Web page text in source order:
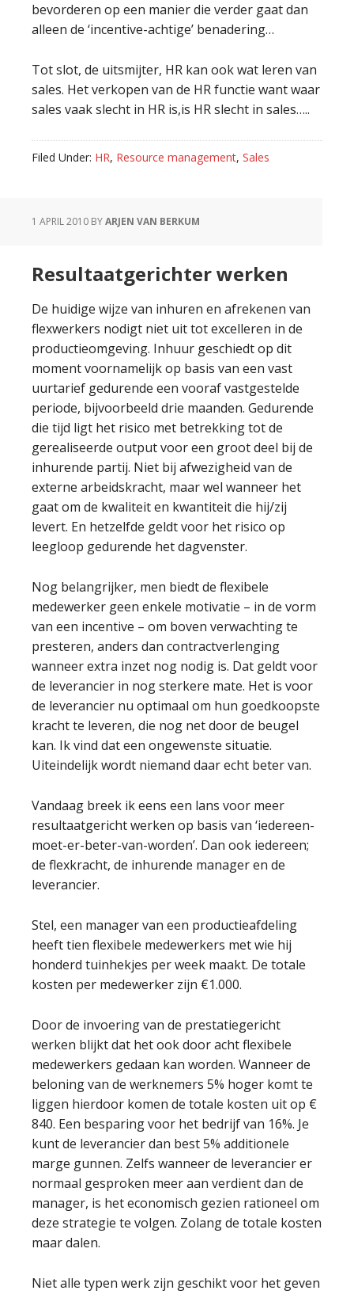
bevorderen op een manier die verder gaat dan
alleen de ‘incentive-achtige’ benadering…
Tot slot, de uitsmijter, HR kan ook wat leren van
sales. Het verkopen van de HR functie want waar
sales vaak slecht in HR is,is HR slecht in sales…..
Filed Under: HR, Resource management, Sales
1 APRIL 2010 BYARJEN VAN BERKUM
Resultaatgerichter werken
De huidige wijze van inhuren en afrekenen van
flexwerkers nodigt niet uit tot excelleren in de
productieomgeving. Inhuur geschiedt op dit
moment voornamelijk op basis van een vast
uurtarief gedurende een vooraf vastgestelde
periode, bijvoorbeeld drie maanden. Gedurende
die tijd ligt het risico met betrekking tot de
gerealiseerde output voor een groot deel bij de
inhurende partij. Niet bij afwezigheid van de
externe arbeidskracht, maar wel wanneer het
gaat om de kwaliteit en kwantiteit die hij/zij
levert. En hetzelfde geldt voor het risico op
leegloop gedurende het dagvenster.
Nog belangrijker, men biedt de flexibele
medewerker geen enkele motivatie – in de vorm
van een incentive – om boven verwachting te
presteren, anders dan contractverlenging
wanneer extra inzet nog nodig is. Dat geldt voor
de leverancier in nog sterkere mate. Het is voor
de leverancier nu optimaal om hun goedkoopste
kracht te leveren, die nog net door de beugel
kan. Ik vind dat een ongewenste situatie.
Uiteindelijk wordt niemand daar echt beter van.
Vandaag breek ik eens een lans voor meer
resultaatgericht werken op basis van ‘iedereen-
moet-er-beter-van-worden’. Dan ook iedereen;
de flexkracht, de inhurende manager en de
leverancier.
Stel, een manager van een productieafdeling
heeft tien flexibele medewerkers met wie hij
honderd tuinhekjes per week maakt. De totale
kosten per medewerker zijn €1.000.
Door de invoering van de prestatiegericht
werken blijkt dat het ook door acht flexibele
medewerkers gedaan kan worden. Wanneer de
beloning van de werknemers 5% hoger komt te
liggen hierdoor komen de totale kosten uit op €
840. Een besparing voor het bedrijf van 16%. Je
kunt de leverancier dan best 5% additionele
marge gunnen. Zelfs wanneer de leverancier er
normaal gesproken meer aan verdient dan de
manager, is het economisch gezien rationeel om
deze strategie te volgen. Zolang de totale kosten
maar dalen.
Niet alle typen werk zijn geschikt voor het geven